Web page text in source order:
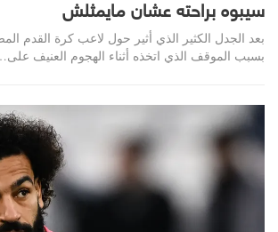
سيبوه براحته عشان مايمثلش
بعد الجدل الكثير الذي أثير حول لاعب كرة القدم
بسبب الموقف الذي اتخذه أثناء الهجوم العنيف على